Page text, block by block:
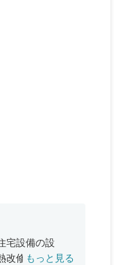
宅設備の設
改修、窓やド
もっと見る